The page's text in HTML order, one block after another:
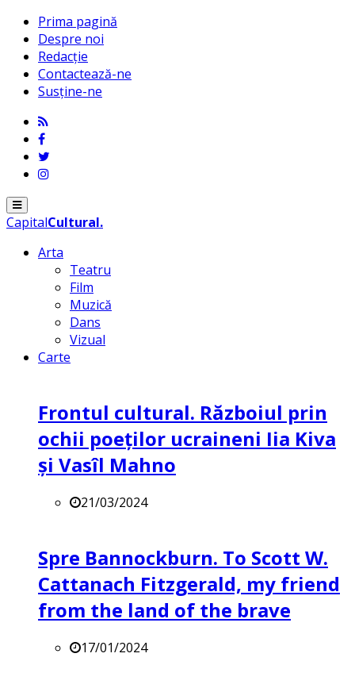
Prima pagină
Despre noi
Redacție
Contactează-ne
Susține-ne
Menu
CapitalCultural.
Arta
Teatru
Film
Muzică
Dans
Vizual
Carte
Frontul cultural. Războiul prin
ochii poeților ucraineni Iia Kiva
și Vasîl Mahno
21/03/2024
Spre Bannockburn. To Scott W.
Cattanach Fitzgerald, my friend
from the land of the brave
17/01/2024